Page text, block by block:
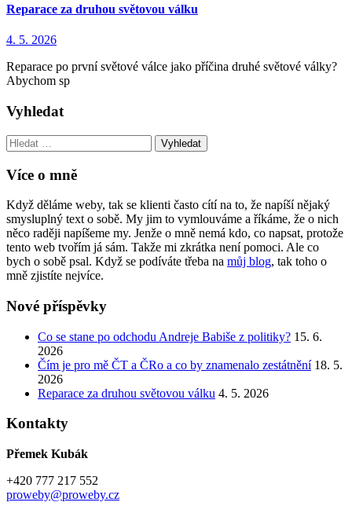
Reparace za druhou světovou válku
4. 5. 2026
Reparace po první světové válce jako příčina druhé světové války?
Abychom sp
Vyhledat
Vyhledat:
Více o mně
Když děláme weby, tak se klienti často cítí na to, že napíší nějaký
smysluplný text o sobě. My jim to vymlouváme a říkáme, že o nich
něco raději napíšeme my. Jenže o mně nemá kdo, co napsat, protože
tento web tvořím já sám. Takže mi zkrátka není pomoci. Ale co
bych o sobě psal. Když se podíváte třeba na můj blog, tak toho o
mně zjistíte nejvíce.
Nové příspěvky
Co se stane po odchodu Andreje Babiše z politiky? 15. 6.
2026
Čím je pro mě ČT a ČRo a co by znamenalo zestátnění 18. 5.
2026
Reparace za druhou světovou válku 4. 5. 2026
Kontakty
Přemek Kubák
+420 777 217 552
proweby@proweby.cz